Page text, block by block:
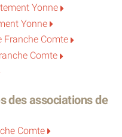
Yonne
Yonne
Franche Comte
Comte
des associations de
Comte